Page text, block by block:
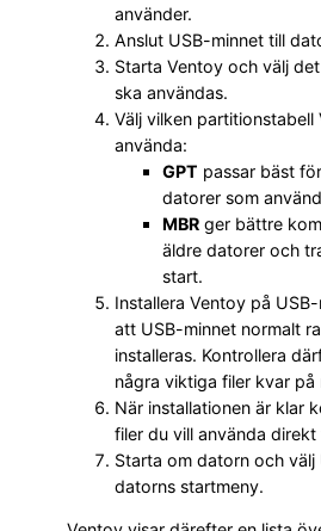
använder.
Anslut USB-minnet till
Starta Ventoy och välj
ska användas.
Välj vilken partitionstabell
använda:
GPT passar bäst
datorer som
MBR ger bättre
äldre datorer och
start.
Installera Ventoy på
att USB-minnet normalt
installeras. Kontrollera
några viktiga filer kvar på
När installationen är klar
filer du vill använda direkt
Starta om datorn och välj
datorns startmeny.